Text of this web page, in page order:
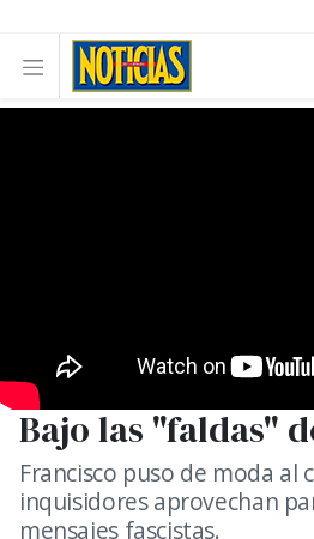
Bajo las "faldas"
Francisco puso de moda al
inquisidores aprovechan
mensajes fascistas.